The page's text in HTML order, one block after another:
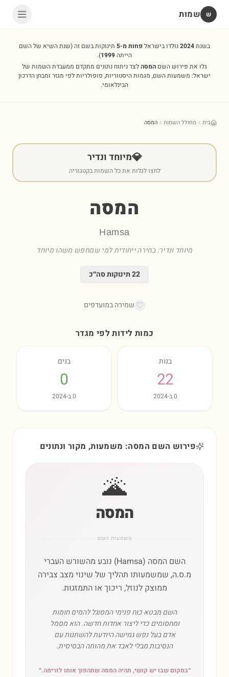
שׁ שמות
בשנת2024נולדו בישראל פחות מ-5 תינוקות בשם זה(שנת השיא של השם
הייתה1999
).
גלו את פירוש השם המסהלצד ניתוח נתונים מתקדם ממעבדת השמות של
ישראל: משמעות השם, מגמות היסטוריות, פופולריות לפי מגזר ומבחן הדרכון
הבינלאומי.
בית מחולל השמות המסה
💎מיוחד ונדיר
לחצו לגלות את כל השמות בקטגוריה
המסה
Hamsa
מיוחד ונדיר: בחירה ייחודית למי שמחפש משהו מיוחד
22תינוקות סה״כ
שמירה במועדפים
כמות לידות לפי מגדר
בנות
22
0ב-2024
בנים
0
0ב-2024
פירוש השם המסה: משמעות, מקור ונתונים
🌋
המסה
משמעות השם
השם המסה (Hamsa) נובע מהשורש העברי
מ.ס.ה, שמשמעותו תהליך של שינוי מצב צבירה
ממוצק לנוזל, ריכוך או התמזגות.
השם מבטא כוח פנימי המסוגל להמיס חומות
ומחסומים כדי ליצור אחדות חדשה. הוא מסמל
אדם בעל נפש גמישה היודעת להשתנות עם
הנסיבות מבלי לאבד את מהותה הבסיסית.
״במקום שבו יש קושי, תהיה המסה שתהפוך אותו לזרימה.״